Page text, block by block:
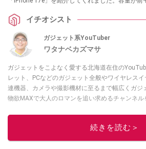
中の方は必見です！
イチオシスト
ガジェット系YouTuber
ワタナベカズマサ
ガジェットをこよなく愛する北海道在住の
レット、PCなどのガジェット全般やワイヤレス
連機器、カメラや撮影機材に至るまで幅広くガジ
物欲MAXで大人のロマンを追い求めるチャンネル
このイチオ
続きを読む＞